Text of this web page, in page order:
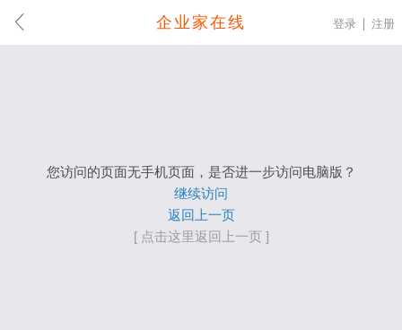
企业家在线 登录 注册
您访问的页面无手机页面，是否进一步访问电脑版？
继续访问
返回上一页
[ 点击这里返回上一页 ]